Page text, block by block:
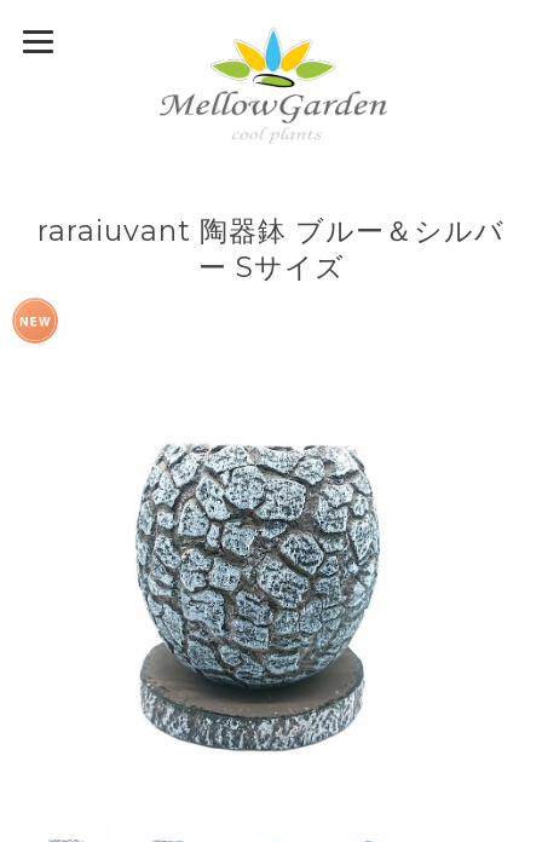
raraiuvant 陶器鉢 ブルー＆シルバ
ー Sサイズ